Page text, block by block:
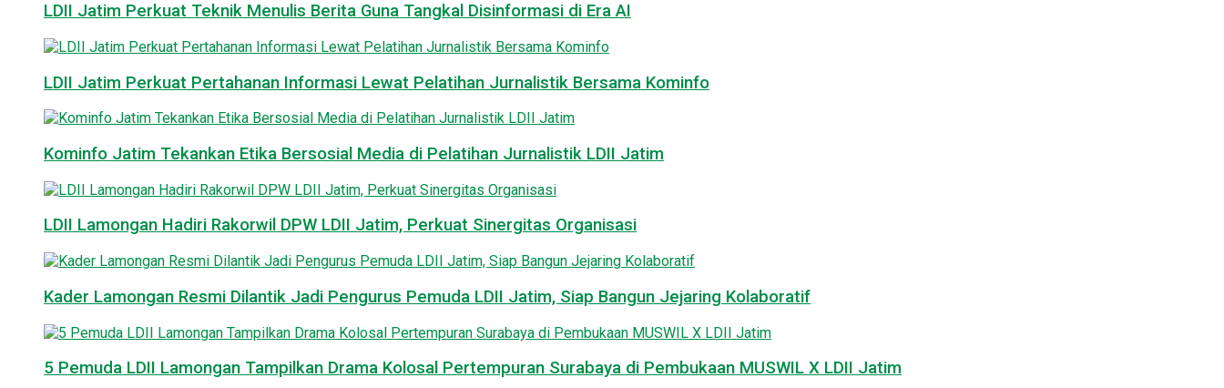
LDII Jatim Perkuat Teknik Menulis Berita Guna Tangkal Disinformasi di Era AI
LDII Jatim Perkuat Pertahanan Informasi Lewat Pelatihan Jurnalistik Bersama Kominfo
Kominfo Jatim Tekankan Etika Bersosial Media di Pelatihan Jurnalistik LDII Jatim
LDII Lamongan Hadiri Rakorwil DPW LDII Jatim, Perkuat Sinergitas Organisasi
Kader Lamongan Resmi Dilantik Jadi Pengurus Pemuda LDII Jatim, Siap Bangun Jejaring Kolaboratif
5 Pemuda LDII Lamongan Tampilkan Drama Kolosal Pertempuran Surabaya di Pembukaan MUSWIL X LDII Jatim